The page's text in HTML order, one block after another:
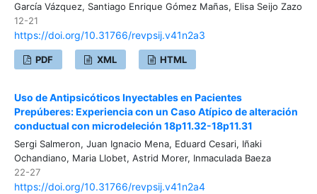
García Vázquez, Santiago Enrique Gómez Mañas, Elisa Seijo Zazo
12-21
https://doi.org/10.31766/revpsij.v41n2a3
PDF XML HTML
Uso de Antipsicóticos Inyectables en Pacientes
Prepúberes: Experiencia con un Caso Atípico de alteración
conductual con microdeleción 18p11.32-18p11.31
Sergi Salmeron, Juan Ignacio Mena, Eduard Cesari, Iñaki
Ochandiano, Maria Llobet, Astrid Morer, Inmaculada Baeza
22-27
https://doi.org/10.31766/revpsij.v41n2a4